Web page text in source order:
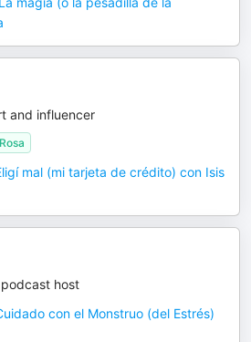
and influencer
mal (mi tarjeta de crédito) con Isis
host
con el Monstruo (del Estrés)